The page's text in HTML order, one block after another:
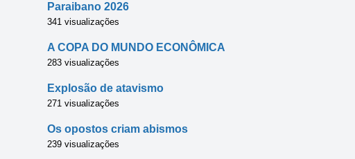
Paraibano 2026
341 visualizações
A COPA DO MUNDO ECONÔMICA
283 visualizações
Explosão de atavismo
271 visualizações
Os opostos criam abismos
239 visualizações